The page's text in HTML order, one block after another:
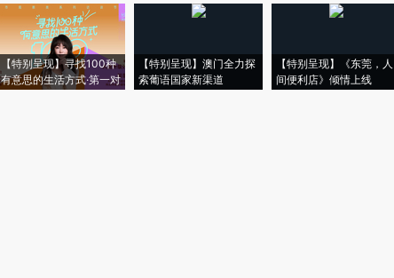
【特别呈现】寻找100种
有意思的生活方式·第一对
【特别呈现】澳门全力探
索葡语国家新渠道
【特别呈现】《东莞，人
间便利店》倾情上线